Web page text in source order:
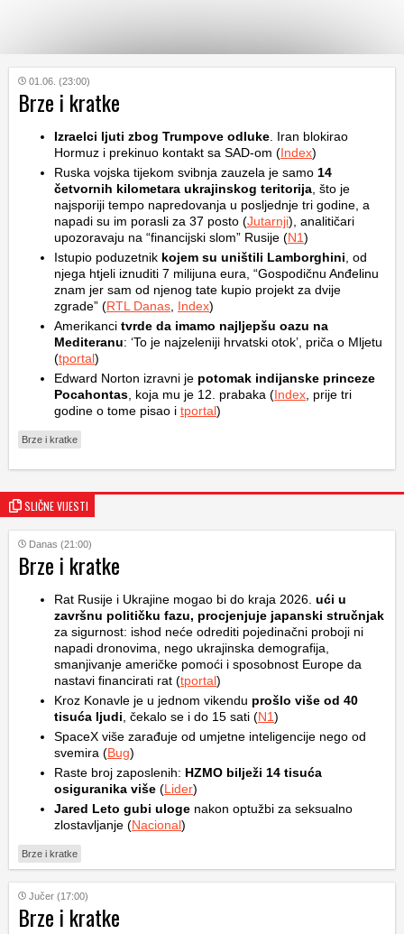
KATEGORIJE
HRVATSKI
WEB
01.06. (23:00)
Brze i kratke
Izraelci ljuti zbog Trumpove odluke . Iran blokirao
Hormuz i prekinuo kontakt sa SAD-om (Index)
Ruska vojska tijekom svibnja zauzela je samo 14
četvornih kilometara ukrajinskog teritorija , što je
najsporiji tempo napredovanja u posljednje tri godine, a
napadi su im porasli za 37 posto (Jutarnji), analitičari
upozoravaju na “financijski slom” Rusije (N1)
Istupio poduzetnik kojem su uništili Lamborghini , od
njega htjeli iznuditi 7 milijuna eura, “Gospodičnu Anđelinu
znam jer sam od njenog tate kupio projekt za dvije
zgrade” (RTL Danas Index)
Amerikanci tvrde da imamo najljepšu oazu na
Mediteranu: ‘To je najzeleniji hrvatski otok’, priča o Mljetu
(tportal)
Edward Norton izravni je potomak indijanske princeze
Pocahontas , koja mu je 12. prabaka (Index , prije tri
godine o tome pisao i tportal)
Brze i kratke
SLIČNE VIJESTI
Danas (21:00)
Brze i kratke
Rat Rusije i Ukrajine mogao bi do kraja 2026. ući u
završnu političku fazu, procjenjuje japanski stručnjak
za sigurnost: ishod neće odrediti pojedinačni proboji ni
napadi dronovima, nego ukrajinska demografija,
smanjivanje američke pomoći i sposobnost Europe da
nastavi financirati rat (tportal)
Kroz Konavle je u jednom vikendu prošlo više od 40
tisuća ljudi , čekalo se i do 15 sati (N1)
SpaceX više zarađuje od umjetne inteligencije nego od
svemira (Bug)
Raste broj zaposlenih: HZMO bilježi 14 tisuća
osiguranika više (Lider)
Jared Leto gubi uloge nakon optužbi za seksualno
zlostavljanje (Nacional)
Brze i kratke
Jučer (17:00)
Brze i kratke